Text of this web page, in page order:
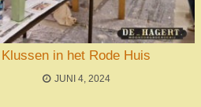
Klussen in het Rode Huis
JUNI 4, 2024